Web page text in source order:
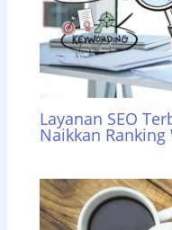
Layanan SEO
Naikkan Ranking